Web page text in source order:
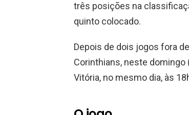
três posições na
quinto colocado.
Depois de dois jogos fora
Corinthians, neste domingo
Vitória, no mesmo dia, às